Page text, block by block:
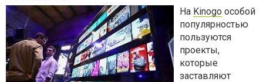
На Kinogo особой
популярностью
пользуются
проекты,
которые
заставляют